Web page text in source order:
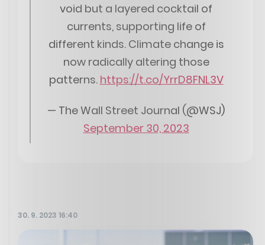
void but a layered cocktail of
currents, supporting life of
different kinds. Climate change is
now radically altering those
patterns. https://t.co/YrrD8FNL3V
— The Wall Street Journal (@WSJ)
September 30, 2023
30. 9. 2023 16:40